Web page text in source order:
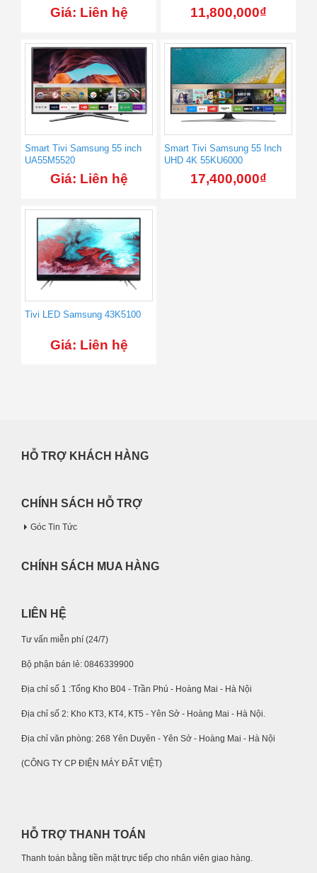
Giá: Liên hệ 11,800,000₫
Smart Tivi Samsung 55 inch
UA55M5520
Giá: Liên hệ
Smart Tivi Samsung 55 Inch
UHD 4K 55KU6000
17,400,000₫
Tivi LED Samsung 43K5100
Giá: Liên hệ
HỖ TRỢ KHÁCH HÀNG
CHÍNH SÁCH HỖ TRỢ
Góc Tin Tức
CHÍNH SÁCH MUA HÀNG
LIÊN HỆ
Tư vấn miễn phí (24/7)
Bộ phận bán lẻ: 0846339900
Địa chỉ số 1 :Tổng Kho B04 - Trần Phú - Hoàng Mai - Hà Nội
Địa chỉ số 2: Kho KT3, KT4, KT5 - Yên Sở - Hoàng Mai - Hà Nội.
Địa chỉ văn phòng: 268 Yên Duyên - Yên Sở - Hoàng Mai - Hà Nội
(CÔNG TY CP ĐIỆN MÁY ĐẤT VIỆT)
HỖ TRỢ THANH TOÁN
Thanh toán bằng tiền mặt trực tiếp cho nhân viên giao hàng.